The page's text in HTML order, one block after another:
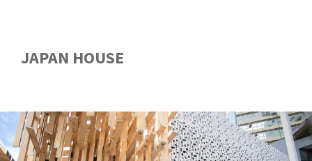
JAPAN HOUSE